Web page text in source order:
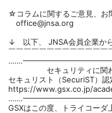
☆コラムに関するご意見、お
office@jnsa.org
↓ 以下、 JNSA会員企業か
￣￣￣￣￣￣￣￣￣￣￣￣￣
セキュリティに関
セキュリスト（SecuriST）
https://www.gsx.co.jp/
GSXはこの度、トライコー